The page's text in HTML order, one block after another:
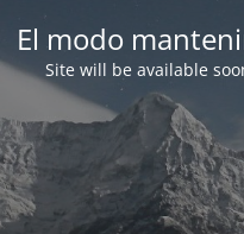
El modo
Site will be available